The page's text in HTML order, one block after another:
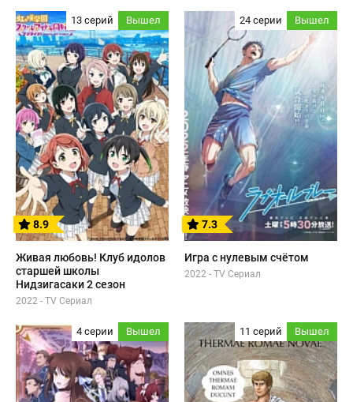
13 серий Вышел
8.9
Живая любовь! Клуб идолов
старшей школы
Нидзигасаки 2 сезон
2022 - TV Сериал
24 серии Вышел
7.3
Игра с нулевым счётом
2022 - TV Сериал
4 серии Вышел 11 серий Вышел